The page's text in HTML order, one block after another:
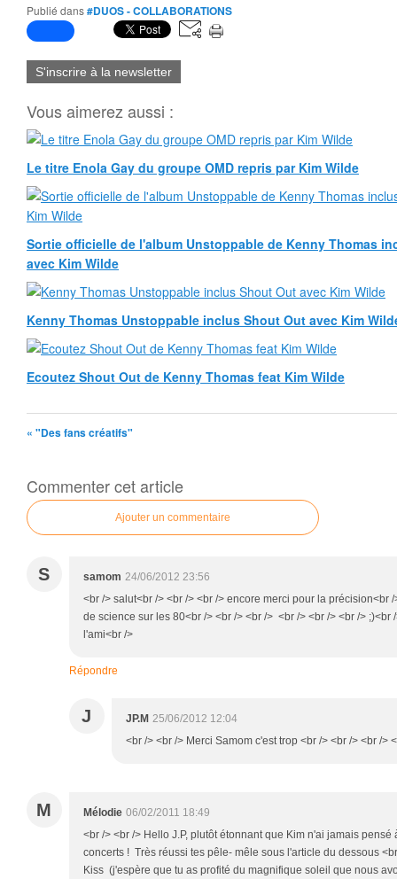
Publié dans#DUOS - COLLABORATIONS
S'inscrire à la newsletter
Vous aimerez aussi :
Le titre Enola Gay du groupe OMD repris par Kim Wilde
Sortie officielle de l'album Unstoppable de Kenny Thomas
avec Kim Wilde
Kenny Thomas Unstoppable inclus Shout Out avec Kim
Ecoutez Shout Out de Kenny Thomas feat Kim Wilde
« "Des fans créatifs"
Commenter cet article
Ajouter un commentaire
S samom 24/06/2012 23:56
<br /> salut<br /> <br /> <br /> encore merci pour la précision<br
de science sur les 80<br /> <br /> <br /> <br /> <br /> <br /> ;)<br
l'ami<br />
Répondre
J JP.M 25/06/2012 12:04
<br /> <br /> Merci Samom c'est trop <br /> <br /> <br />
M Mélodie 06/02/2011 18:49
<br /> <br /> Hello J.P, plutôt étonnant que Kim n'ai jamais pensé
concerts ! Très réussi tes pêle- mêle sous l'article du dessous
Kiss (j'espère que tu as profité du magnifique soleil que nous